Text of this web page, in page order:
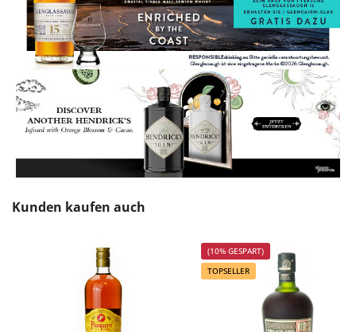
Produktgalerie überspringen
Kunden kaufen auch
(10% GESPART)
TOPSELLER